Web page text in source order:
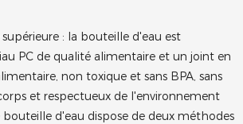
: la bouteille d'eau est
PC de qualité alimentaire et un joint en
non toxique et sans BPA, sans
et respectueux de l'environnement
bouteille d'eau dispose de deux méthodes